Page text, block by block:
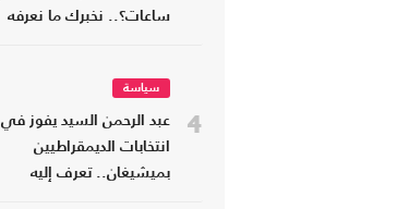
ساعات؟.. نخبرك ما نعرفه
4
سياسة
عبد الرحمن السيد يفوز في
انتخابات الديمقراطيين
بميشيغان.. تعرف إليه